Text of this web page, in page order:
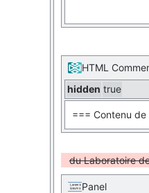
HTML
hidden true
=== Contenu
du Laboratoire
Panel